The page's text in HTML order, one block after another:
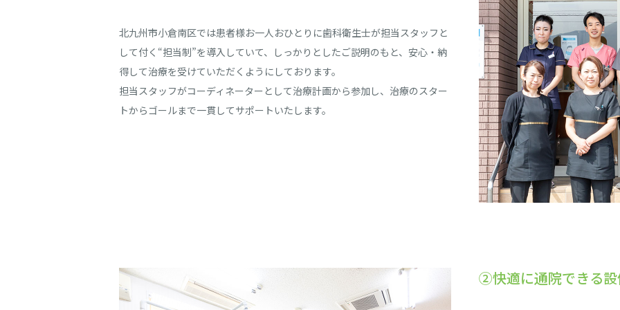
北九州市小倉南区では患者様お一人おひとりに歯科衛生士が担当スタッフと
して付く“担当制”を導入していて、しっかりとしたご説明のもと、安心・納
得して治療を受けていただくようにしております。
担当スタッフがコーディネーターとして治療計画から参加し、治療のスター
トからゴールまで一貫してサポートいたします。
②快適に通院できる